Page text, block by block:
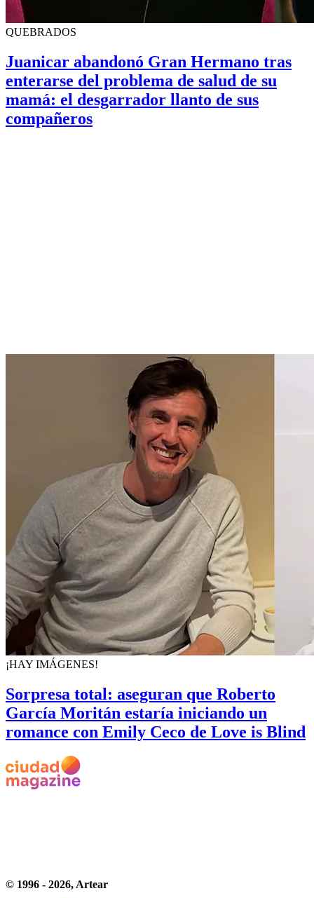
QUEBRADOS
Juanicar abandonó Gran Hermano tras
enterarse del problema de salud de su
mamá: el desgarrador llanto de sus
compañeros
¡HAY IMÁGENES!
Sorpresa total: aseguran que Roberto
García Moritán estaría iniciando un
romance con Emily Ceco de Love is Blind
© 1996 - 2026, Artear